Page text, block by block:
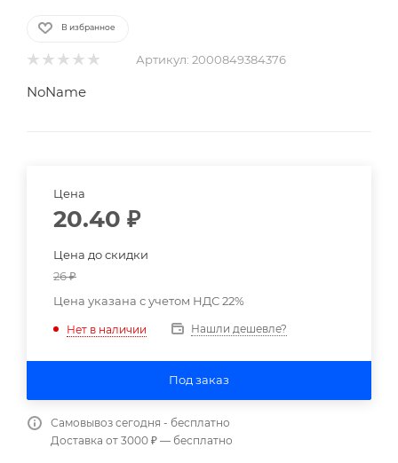
В избранное
Артикул: 2000849384376
NoName
Цена
20.40 ₽
Цена до скидки
26₽
Цена указана с учетом НДС 22%
Нет в наличии Нашли дешевле?
Под заказ
Самовывоз сегодня - бесплатно
Доставка от 3000 ₽ — бесплатно